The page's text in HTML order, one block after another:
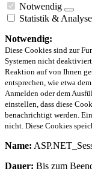
Notwendig
Statistik & Analyse
Notwendig:
Diese Cookies sind zur
Systemen nicht
Reaktion auf von Ihnen
entsprechen, wie etwa
Anmelden oder dem
einstellen, dass diese
benachrichtigt werden.
nicht. Diese Cookies
Name:
Dauer: Bis zum